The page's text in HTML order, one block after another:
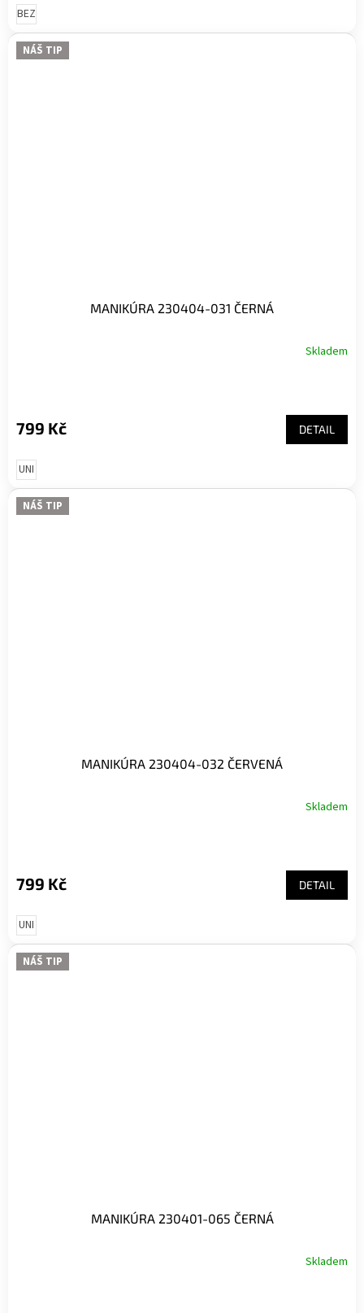
BEZ
NÁŠ TIP
MANIKÚRA 230404-031 ČERNÁ
Skladem
799 Kč DETAIL
UNI
NÁŠ TIP
MANIKÚRA 230404-032 ČERVENÁ
Skladem
799 Kč DETAIL
UNI
NÁŠ TIP
MANIKÚRA 230401-065 ČERNÁ
Skladem